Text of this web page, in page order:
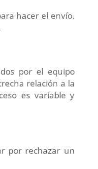
hacer el envío.
por el equipo
relación a la
es variable y
por rechazar un